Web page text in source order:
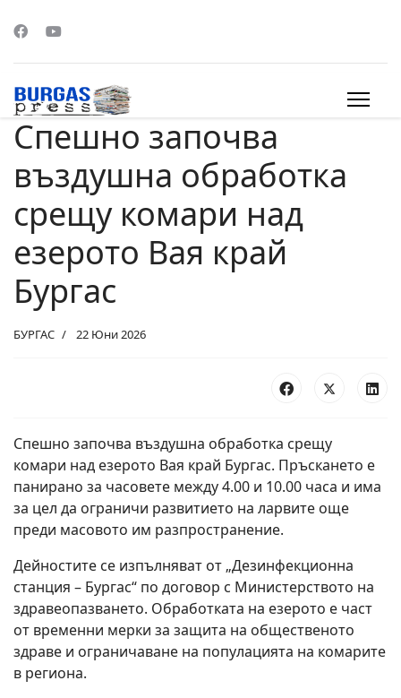
Спешно започва
въздушна обработка
срещу комари над
езерото Вая край
Бургас
БУРГАС 22 Юни 2026
Спешно започва въздушна обработка срещу
комари над езерото Вая край Бургас. Пръскането е
панирано за часовете между 4.00 и 10.00 часа и има
за цел да ограничи развитието на ларвите още
преди масовото им разпространение.
Дейностите се изпълняват от „Дезинфекционна
станция – Бургас“ по договор с Министерството на
здравеопазването. Обработката на езерото е част
от временни мерки за защита на общественото
здраве и ограничаване на популацията на комарите
в региона.